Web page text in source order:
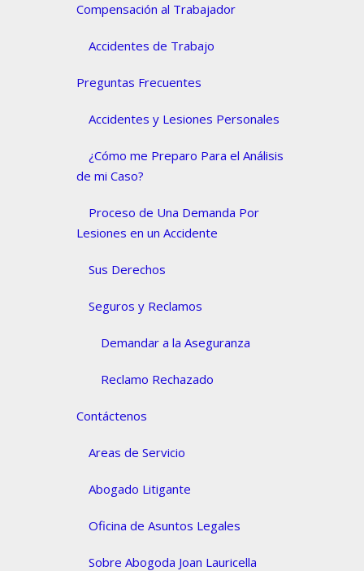
Compensación al Trabajador
Accidentes de Trabajo
Preguntas Frecuentes
Accidentes y Lesiones Personales
¿Cómo me Preparo Para el Análisis
de mi Caso?
Proceso de Una Demanda Por
Lesiones en un Accidente
Sus Derechos
Seguros y Reclamos
Demandar a la Aseguranza
Reclamo Rechazado
Contáctenos
Areas de Servicio
Abogado Litigante
Oficina de Asuntos Legales
Sobre Abogoda Joan Lauricella